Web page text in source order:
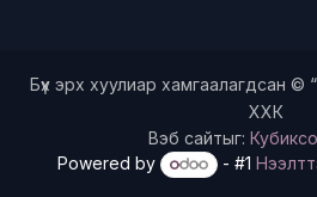
Бүх эрх хуулиар хамгаалагдсан
ХХК
Вэб сайтыг:
Powered by
- #1